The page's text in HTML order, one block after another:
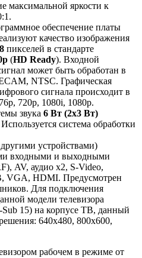
максимальной яркости к
обеспечение платы
качество изображения
пикселей в стандарте
(HD Ready). Входной
может быть обработан в
NTSC. Графическая
сигнала происходит в
720p, 1080i, 1080p.
звука 6 Вт (2х3 Вт)
система обработки
устройствами)
входными и выходными
AV, аудио x2, S-Video,
VGA, HDMI. Предусмотрен
Для подключения
модели телевизора
Sub 15) на корпусе ТВ, данный
640x480, 800x600,
рабочем в режиме от